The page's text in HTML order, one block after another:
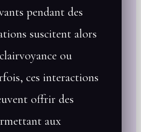
pendant des
suscitent alors
ou
ces interactions
offrir des
aux